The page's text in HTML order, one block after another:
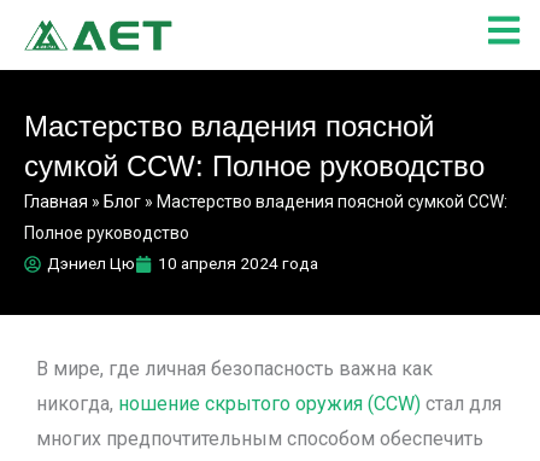
содержимому
Мастерство владения поясной
сумкой CCW: Полное руководство
Главная » Блог » Мастерство владения поясной сумкой CCW:
Полное руководство
Дэниел Цю
10 апреля 2024 года
В мире, где личная безопасность важна как
никогда, ношение скрытого оружия (CCW) стал для
многих предпочтительным способом обеспечить